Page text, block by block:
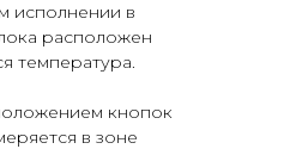
исполнении в
расположен
температура.
кнопок
в зоне